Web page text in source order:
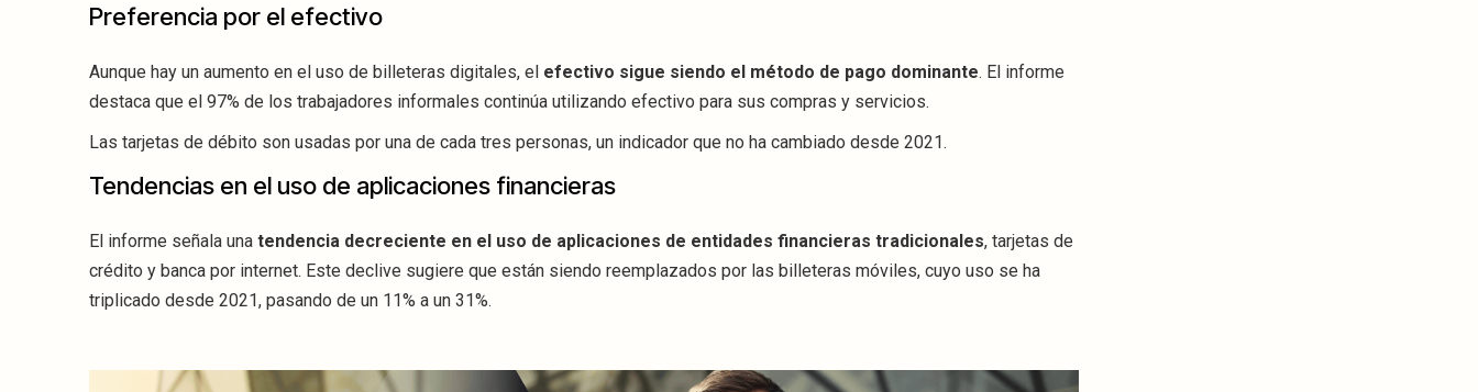
Preferencia por el efectivo
Aunque hay un aumento en el uso de billeteras digitales, el efectivo sigue siendo el método de pago dominante. El informe
destaca que el 97% de los trabajadores informales continúa utilizando efectivo para sus compras y servicios.
Las tarjetas de débito son usadas por una de cada tres personas, un indicador que no ha cambiado desde 2021.
Tendencias en el uso de aplicaciones financieras
El informe señala una tendencia decreciente en el uso de aplicaciones de entidades financieras tradicionales, tarjetas de
crédito y banca por internet. Este declive sugiere que están siendo reemplazados por las billeteras móviles, cuyo uso se ha
triplicado desde 2021, pasando de un 11% a un 31%.